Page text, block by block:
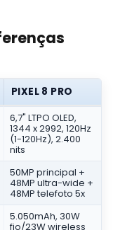
PIXEL 8 PRO
6,7" LTPO OLED,
1344 x 2992, 120Hz
(1-120Hz), 2.400
nits
50MP principal +
48MP ultra-wide +
48MP telefoto 5x
5.050mAh, 30W
fio/23W wireless